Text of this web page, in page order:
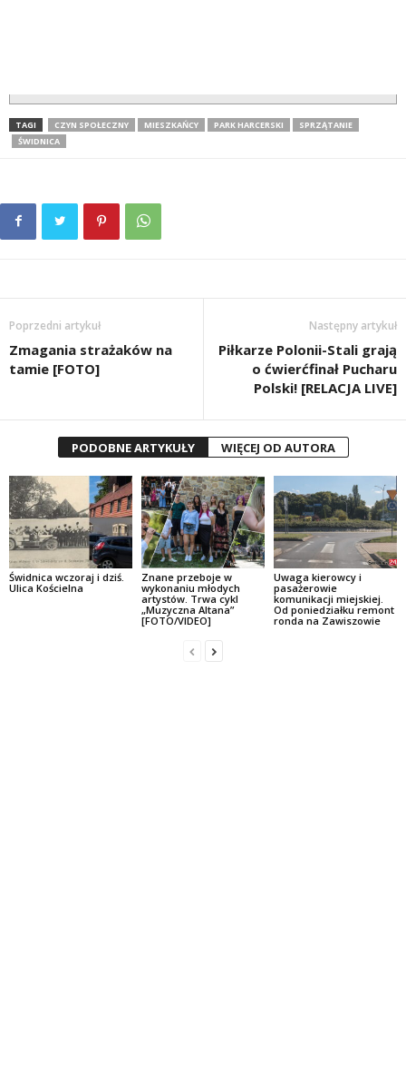
TAGI CZYN SPOŁECZNY MIESZKAŃCY PARK HARCERSKI
SPRZĄTANIE
ŚWIDNICA
Poprzedni artykuł
Zmagania strażaków na
tamie [FOTO]
Następny artykuł
Piłkarze Polonii-Stali grają
o ćwierćfinał Pucharu
Polski! [RELACJA LIVE]
PODOBNE ARTYKUŁY WIĘCEJ OD AUTORA
Świdnica wczoraj i dziś.
Ulica Kościelna
Znane przeboje w
wykonaniu młodych
artystów. Trwa cykl
„Muzyczna Altana”
[FOTO/VIDEO]
Uwaga kierowcy i
pasażerowie
komunikacji miejskiej.
Od poniedziałku remont
ronda na Zawiszowie